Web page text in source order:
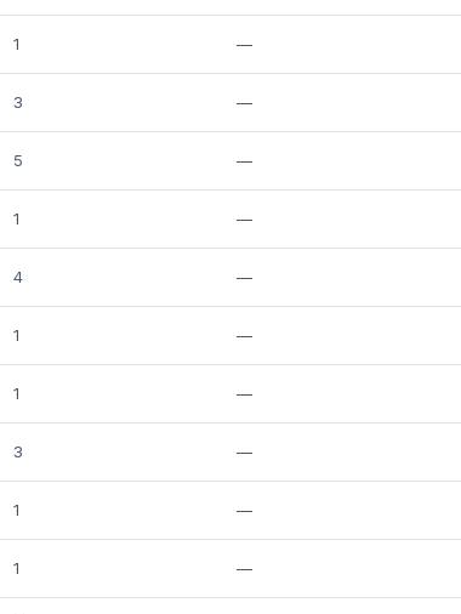
1 —
3 —
5 —
1 —
4 —
1 —
1 —
3 —
1 —
1 —